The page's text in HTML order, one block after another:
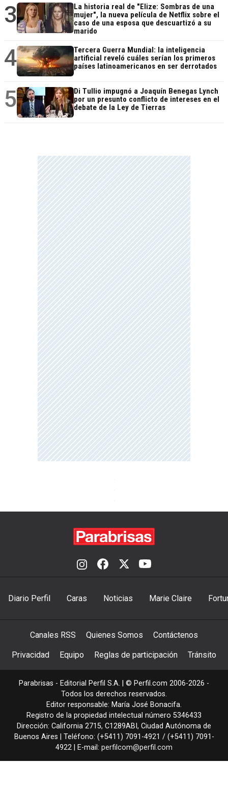
3
La historia real de "Elize: Sombras de una
mujer", la nueva película de Netflix sobre el
caso de una esposa que descuartizó a su
marido
4
Tercera Guerra Mundial: la inteligencia
artificial reveló cuáles serían los primeros
países latinoamericanos en ser derrotados
5
Di Tullio impugnó a Joaquín Benegas Lynch
por un presunto conflicto de intereses en el
debate de la Ley de Tierras
Diario Perfil Caras Noticias Marie Claire
Canales RSS Quienes Somos Contáctenos
Privacidad Equipo Reglas de participación Tránsito
Parabrisas - Editorial Perfil S.A. | © Perfil.com 2006-2026 -
Todos los derechos reservados.
Editor responsable: María José Bonacifa.
Registro de la propiedad intelectual número 5346433
Dirección: California 2715, C1289ABI , Ciudad Autónoma de
Buenos Aires | Teléfono: (+5411) 7091-4921 / (+5411) 7091-
4922 | E-mail: perfilcom@perfil.com